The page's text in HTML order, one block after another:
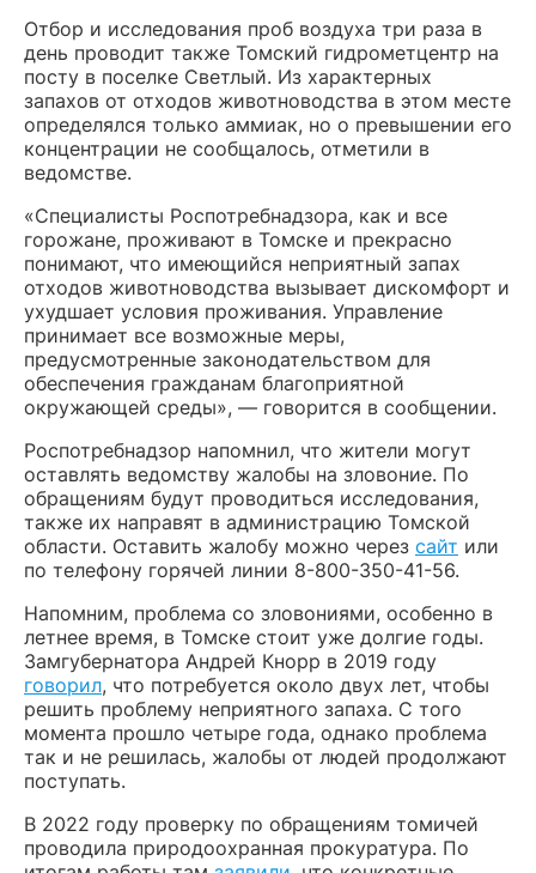
Отбор и исследования проб воздуха три раза в
день проводит также Томский гидрометцентр на
посту в поселке Светлый. Из характерных
запахов от отходов животноводства в этом месте
определялся только аммиак, но о превышении его
концентрации не сообщалось, отметили в
ведомстве.
«Специалисты Роспотребнадзора, как и все
горожане, проживают в Томске и прекрасно
понимают, что имеющийся неприятный запах
отходов животноводства вызывает дискомфорт и
ухудшает условия проживания. Управление
принимает все возможные меры,
предусмотренные законодательством для
обеспечения гражданам благоприятной
окружающей среды», — говорится в сообщении.
Роспотребнадзор напомнил, что жители могут
оставлять ведомству жалобы на зловоние. По
обращениям будут проводиться исследования,
также их направят в администрацию Томской
области. Оставить жалобу можно через сайт или
по телефону горячей линии 8-800-350-41-56.
Напомним, проблема со зловониями, особенно в
летнее время, в Томске стоит уже долгие годы.
Замгубернатора Андрей Кнорр в 2019 году
говорил, что потребуется около двух лет, чтобы
решить проблему неприятного запаха. С того
момента прошло четыре года, однако проблема
так и не решилась, жалобы от людей продолжают
поступать.
В 2022 году проверку по обращениям томичей
проводила природоохранная прокуратура. По